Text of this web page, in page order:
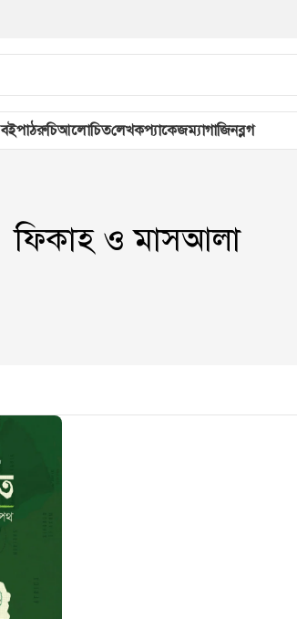
বইপাঠরুচিআলোচিতলেখকপ্যাকেজম্যাগাজিনব্লগ
ফিকাহ ও মাসআলা